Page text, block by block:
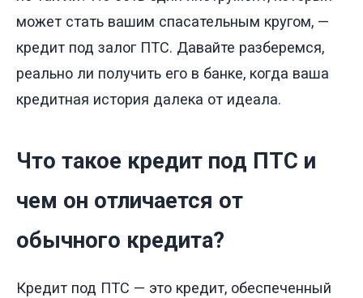
может стать вашим спасательным кругом, —
кредит под залог ПТС. Давайте разберемся,
реально ли получить его в банке, когда ваша
кредитная история далека от идеала.
Что такое кредит под ПТС и
чем он отличается от
обычного кредита?
Кредит под ПТС — это кредит, обеспеченный